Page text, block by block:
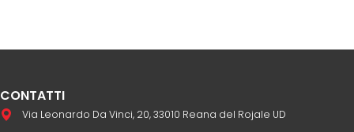
CONTATTI
Via Leonardo Da Vinci, 20, 33010 Reana del Rojale UD